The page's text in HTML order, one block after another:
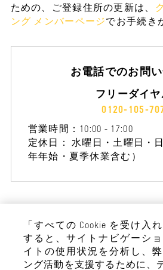
ための、
ご登録住所の更新は、
ング メンバーページでお手続き
お電話でのお問
フリーダイヤ
0120-105-
営業時間：10:00 - 17:00
定休日： 水曜日・土曜日・
年年始・夏季休業含む）
「すべての Cookie を受け入
すると、サイトナビゲーシ
イトの使用状況を分析し、
ング活動を支援するために、